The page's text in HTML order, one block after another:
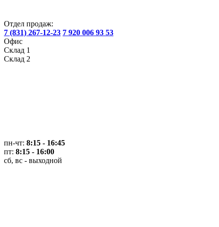
Отдел продаж:
7 (831) 267-12-23 7 920 006 93 53
Офис
Склад 1
Склад 2
пн-чт: 8:15 - 16:45
пт: 8:15 - 16:00
сб, вс - выходной